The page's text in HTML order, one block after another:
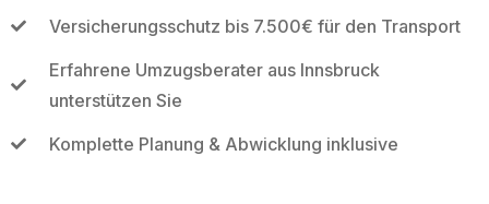
Versicherungsschutz bis 7.500€ für den Transport
Erfahrene Umzugsberater aus Innsbruck
unterstützen Sie
Komplette Planung & Abwicklung inklusive